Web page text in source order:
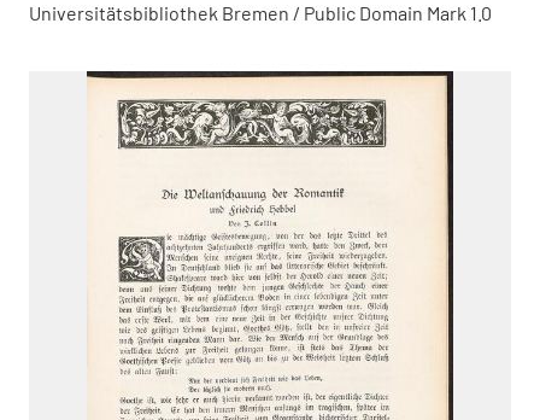
Universitätsbibliothek Bremen / Public Domain Mark 1.0